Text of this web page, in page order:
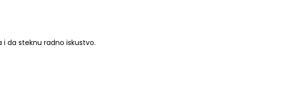
da steknu radno iskustvo.